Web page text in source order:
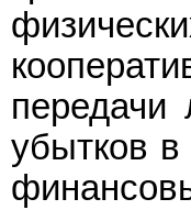
убытков